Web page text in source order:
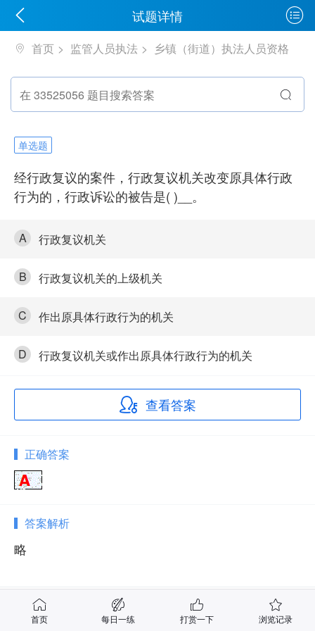
试题详情
首页 监管人员执法 乡镇（街道）执法人员资格
单选题
经行政复议的案件，行政复议机关改变原具体行政
行为的，行政诉讼的被告是( )__。
A 行政复议机关
B 行政复议机关的上级机关
C 作出原具体行政行为的机关
D 行政复议机关或作出原具体行政行为的机关
查看答案
正确答案
答案解析
略
相关试题
首页 每日一练 打赏一下 浏览记录